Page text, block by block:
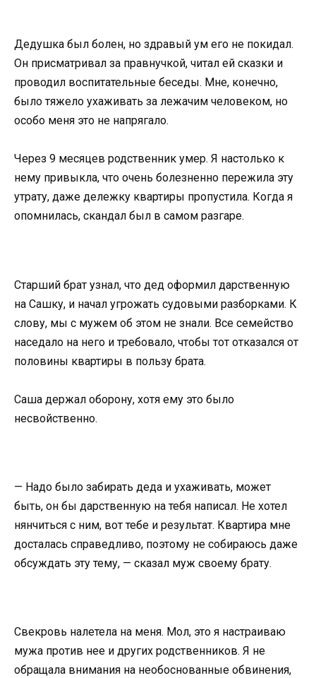
Дедушка был болен, но здравый ум его не покидал.
Он присматривал за правнучкой, читал ей сказки и
проводил воспитательные беседы. Мне, конечно,
было тяжело ухаживать за лежачим человеком, но
особо меня это не напрягало.
Через 9 месяцев родственник умер. Я настолько к
нему привыкла, что очень болезненно пережила эту
утрату, даже дележку квартиры пропустила. Когда я
опомнилась, скандал был в самом разгаре.
Старший брат узнал, что дед оформил дарственную
на Сашку, и начал угрожать судовыми разборками. К
слову, мы с мужем об этом не знали. Все семейство
наседало на него и требовало, чтобы тот отказался от
половины квартиры в пользу брата.
Саша держал оборону, хотя ему это было
несвойственно.
— Надо было забирать деда и ухаживать, может
быть, он бы дарственную на тебя написал. Не хотел
нянчиться с ним, вот тебе и результат. Квартира мне
досталась справедливо, поэтому не собираюсь даже
обсуждать эту тему, — сказал муж своему брату.
Свекровь налетела на меня. Мол, это я настраиваю
мужа против нее и других родственников. Я не
обращала внимания на необоснованные обвинения,